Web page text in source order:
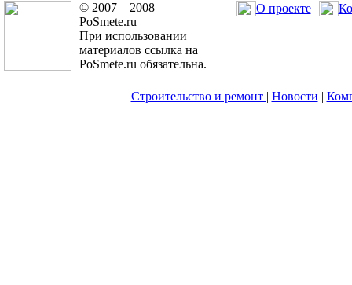
© 2007—2008
PoSmete.ru
При использовании
материалов ссылка на
PoSmete.ru обязательна.
О проекте
Строительство и ремонт | Новости |